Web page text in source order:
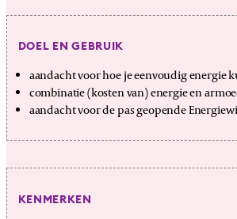
DOEL EN GEBRUIK
aandacht voor hoe je eenvoudig energie
combinatie (kosten van) energie en
aandacht voor de pas geopende
KENMERKEN